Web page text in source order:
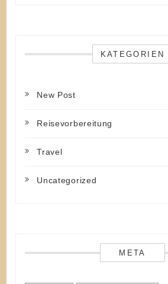
KATEGORIEN
New Post
Reisevorbereitung
Travel
Uncategorized
META